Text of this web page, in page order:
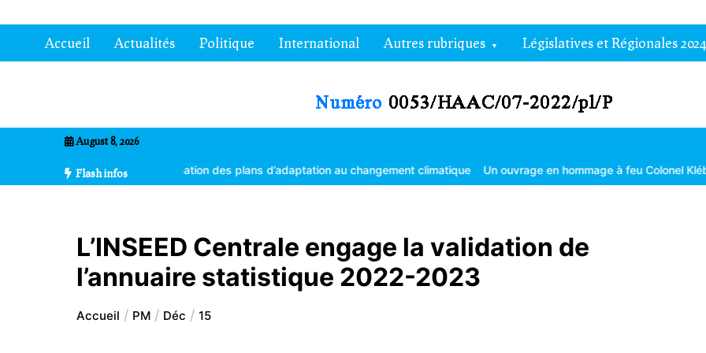
au
contenuAccueil Actualités Politique International Autres rubriques Législatives et Régionales 2024
August 8, 2026
Flash infos
formés à la vulgarisation des plans d’adaptation au changement climatique Un ouvrage en hommage à feu Colonel Kléber Dadjo
L’INSEED Centrale engage la validation de
l’annuaire statistique 2022-2023
Accueil PM Déc 15